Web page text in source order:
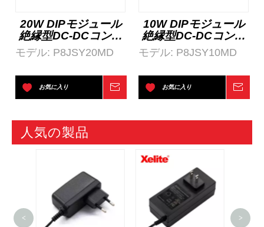
20W DIPモジュール
絶縁型DC-DCコンバ
ータ
モデル: P8JSY20MD
お気に入り お問い合わせ
10W DIPモジュール
絶縁型DC-DCコンバ
ータ
モデル: P8JSY10MD
お気に入り
人気の製品
< >